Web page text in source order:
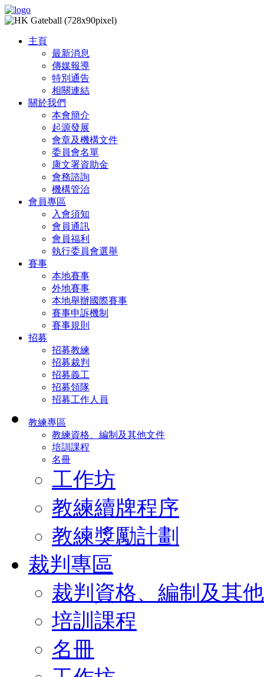
主頁
最新消息
傳媒報導
特別通告
相關連結
關於我們
本會簡介
起源發展
會章及機構文件
委員會名單
康文署資助金
會務諮詢
機構管治
會員專區
入會須知
會員通訊
會員福利
執行委員會選舉
賽事
本地賽事
外地賽事
本地舉辦國際賽事
賽事申訴機制
賽事規則
招募
招募教練
招募裁判
招募義工
招募領隊
招募工作人員
教練專區
教練資格、編制及其他文件
培訓課程
名冊
工作坊
教練續牌程序
教練獎勵計劃
裁判專區
裁判資格、編制及其
培訓課程
名冊